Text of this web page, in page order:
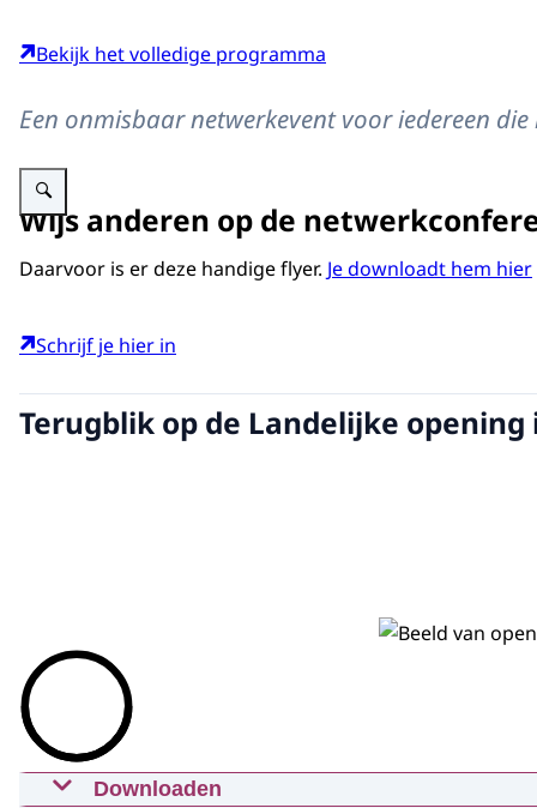
Bekijk het volledige programma
Een onmisbaar netwerkevent voor iedereen
Vergroot afbeelding Uitnodiging Landelijke opening van de Week tegen
Wijs anderen op de
Daarvoor is er deze handige flyer. Je downloadt hem hier
Schrijf je hier in
Terugblik op de Landelijke opening
Downloaden